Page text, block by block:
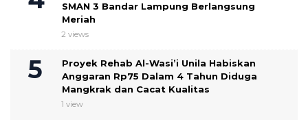
SMAN 3 Bandar Lampung Berlangsung
Meriah
2 views
Proyek Rehab Al-Wasi’i Unila Habiskan
Anggaran Rp75 Dalam 4 Tahun Diduga
Mangkrak dan Cacat Kualitas
1 view